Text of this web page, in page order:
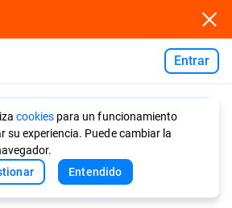
Entrar
cookies para un funcionamiento
su experiencia. Puede cambiar la
Entendido